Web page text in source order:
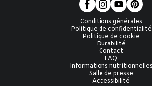
Conditions générales
Politique de confidentialité
Politique de cookie
Durabilité
Contact
FAQ
Informations nutritionnelles
Salle de presse
Accessibilité